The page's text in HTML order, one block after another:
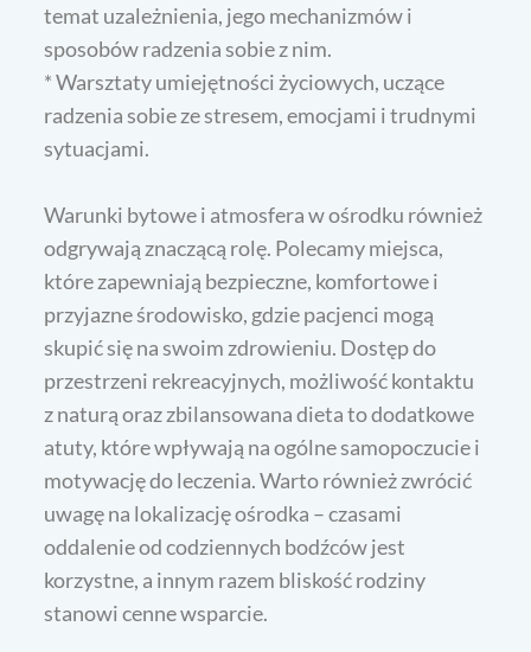
temat uzależnienia, jego mechanizmów i
sposobów radzenia sobie z nim.
* Warsztaty umiejętności życiowych, uczące
radzenia sobie ze stresem, emocjami i trudnymi
sytuacjami.
Warunki bytowe i atmosfera w ośrodku również
odgrywają znaczącą rolę. Polecamy miejsca,
które zapewniają bezpieczne, komfortowe i
przyjazne środowisko, gdzie pacjenci mogą
skupić się na swoim zdrowieniu. Dostęp do
przestrzeni rekreacyjnych, możliwość kontaktu
z naturą oraz zbilansowana dieta to dodatkowe
atuty, które wpływają na ogólne samopoczucie i
motywację do leczenia. Warto również zwrócić
uwagę na lokalizację ośrodka – czasami
oddalenie od codziennych bodźców jest
korzystne, a innym razem bliskość rodziny
stanowi cenne wsparcie.